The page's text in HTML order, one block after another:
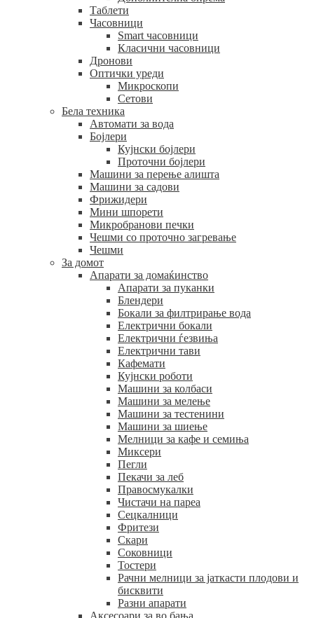
Таблети
Часовници
Smart часовници
Класични часовници
Дронови
Оптички уреди
Микроскопи
Сетови
Бела техника
Автомати за вода
Бојлери
Кујнски бојлери
Проточни бојлери
Машини за перење алишта
Машини за садови
Фрижидери
Мини шпорети
Микробранови печки
Чешми со проточно загревање
Чешми
За домот
Апарати за домаќинство
Апарати за пуканки
Блендери
Бокали за филтрирање вода
Електрични бокали
Електрични ѓезвиња
Електрични тави
Кафемати
Кујнски роботи
Машини за колбаси
Машини за мелење
Машини за тестенини
Машини за шиење
Мелници за кафе и семиња
Миксери
Пегли
Пекачи за леб
Правосмукалки
Чистачи на пареа
Сецкалници
Фритези
Скари
Соковници
Тостери
Рачни мелници за јаткасти плодови и
бисквити
Разни апарати
Аксесоари за во бања